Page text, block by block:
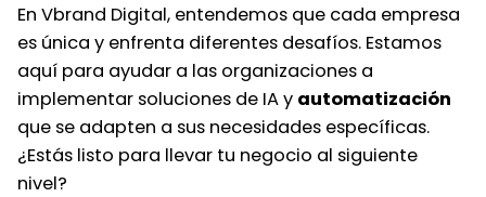
En Vbrand Digital, entendemos que cada empresa
es única y enfrenta diferentes desafíos. Estamos
aquí para ayudar a las organizaciones a
implementar soluciones de IA y automatización
que se adapten a sus necesidades específicas.
¿Estás listo para llevar tu negocio al siguiente
nivel?